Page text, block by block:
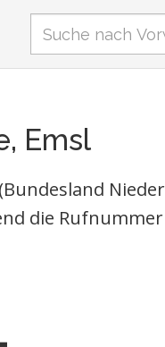
Emsl
die